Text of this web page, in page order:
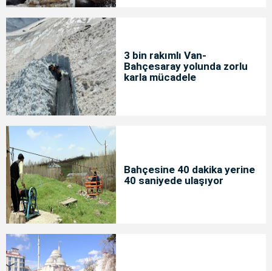
3 bin rakımlı Van-
Bahçesaray yolunda zorlu
karla mücadele
Bahçesine 40 dakika yerine
40 saniyede ulaşıyor